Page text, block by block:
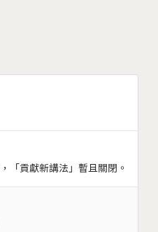
「貢獻新講法」暫且關閉。